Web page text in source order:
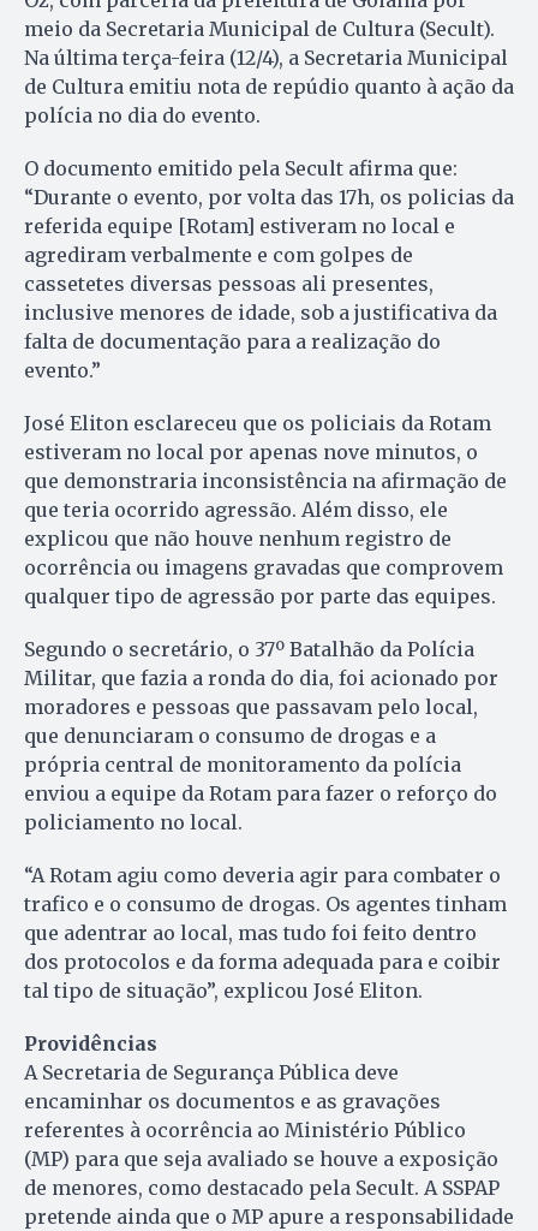
meio da Secretaria Municipal de Cultura (Secult).
Na última terça-feira (12/4), a Secretaria Municipal
de Cultura emitiu nota de repúdio quanto à ação da
polícia no dia do evento.
O documento emitido pela Secult afirma que:
“Durante o evento, por volta das 17h, os policias da
referida equipe [Rotam] estiveram no local e
agrediram verbalmente e com golpes de
cassetetes diversas pessoas ali presentes,
inclusive menores de idade, sob a justificativa da
falta de documentação para a realização do
evento.”
José Eliton esclareceu que os policiais da Rotam
estiveram no local por apenas nove minutos, o
que demonstraria inconsistência na afirmação de
que teria ocorrido agressão. Além disso, ele
explicou que não houve nenhum registro de
ocorrência ou imagens gravadas que comprovem
qualquer tipo de agressão por parte das equipes.
Segundo o secretário, o 37º Batalhão da Polícia
Militar, que fazia a ronda do dia, foi acionado por
moradores e pessoas que passavam pelo local,
que denunciaram o consumo de drogas e a
própria central de monitoramento da polícia
enviou a equipe da Rotam para fazer o reforço do
policiamento no local.
“A Rotam agiu como deveria agir para combater o
trafico e o consumo de drogas. Os agentes tinham
que adentrar ao local, mas tudo foi feito dentro
dos protocolos e da forma adequada para e coibir
tal tipo de situação”, explicou José Eliton.
Providências
A Secretaria de Segurança Pública deve
encaminhar os documentos e as gravações
referentes à ocorrência ao Ministério Público
(MP) para que seja avaliado se houve a exposição
de menores, como destacado pela Secult. A SSPAP
pretende ainda que o MP apure a responsabilidade